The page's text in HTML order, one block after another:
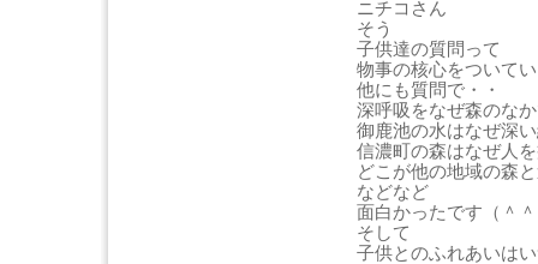
ニチコさん
そう
子供達の質問って
物事の核心をついて
他にも質問で・・
深呼吸をなぜ森のな
御鹿池の水はなぜ深
信濃町の森はなぜ人
どこが他の地域の森
などなど
面白かったです（＾
そして
子供とのふれあいは